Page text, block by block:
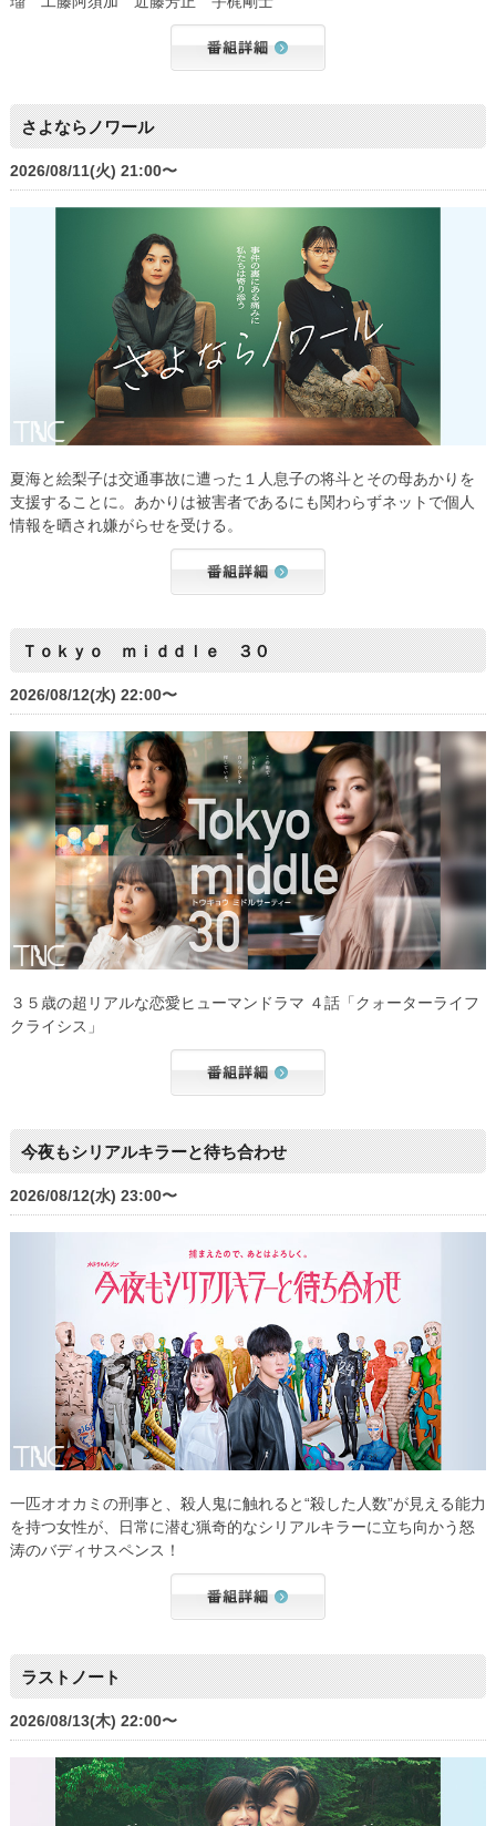
さよならノワール
2026/08/11(火) 21:00〜
夏海と絵梨子は交通事故に遭った１人息子の将斗とその母あかりを
支援することに。あかりは被害者であるにも関わらずネットで個人
情報を晒され嫌がらせを受ける。
Ｔｏｋｙｏ ｍｉｄｄｌｅ ３０
2026/08/12(水) 22:00〜
３５歳の超リアルな恋愛ヒューマンドラマ ４話「クォーターライフ
クライシス」
今夜もシリアルキラーと待ち合わせ
2026/08/12(水) 23:00〜
一匹オオカミの刑事と、殺人鬼に触れると“殺した人数”が見える能力
を持つ女性が、日常に潜む猟奇的なシリアルキラーに立ち向かう怒
涛のバディサスペンス！
ラストノート
2026/08/13(木) 22:00〜